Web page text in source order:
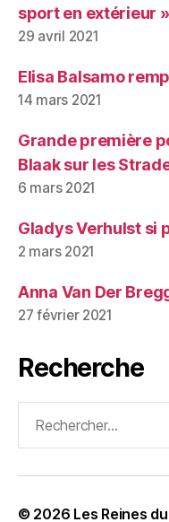
sport en extérieur »
29 avril 2021
Elisa Balsamo
14 mars 2021
Grande première
Blaak sur les
6 mars 2021
Gladys Verhulst si
2 mars 2021
Anna Van Der
27 février 2021
Recherche
© 2026 Les Reines